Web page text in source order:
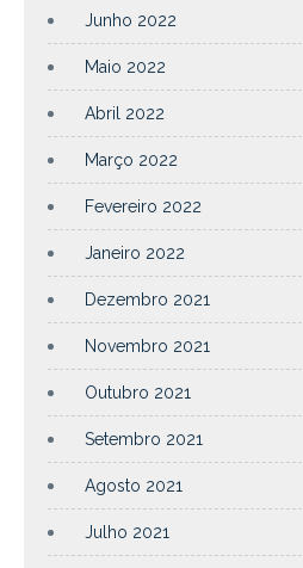
Junho 2022
Maio 2022
Abril 2022
Março 2022
Fevereiro 2022
Janeiro 2022
Dezembro 2021
Novembro 2021
Outubro 2021
Setembro 2021
Agosto 2021
Julho 2021